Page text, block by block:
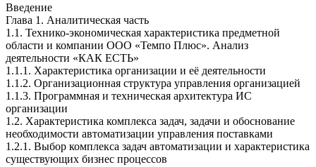
Введение
Глава 1. Аналитическая часть
1.1. Технико-экономическая характеристика предметной
области и компании ООО «Темпо Плюс». Анализ
деятельности «КАК ЕСТЬ»
1.1.1. Характеристика организации и её деятельности
1.1.2. Организационная структура управления организацией
1.1.3. Программная и техническая архитектура ИС
организации
1.2. Характеристика комплекса задач, задачи и обоснование
необходимости автоматизации управления поставками
1.2.1. Выбор комплекса задач автоматизации и характеристика
существующих бизнес процессов